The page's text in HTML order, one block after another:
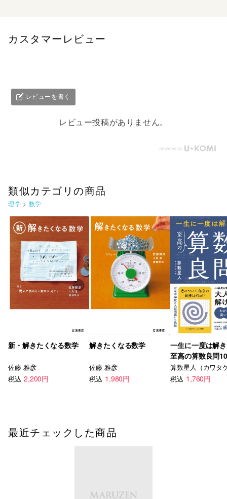
カスタマーレビュー
レビューを書く
レビュー投稿がありません。
類似カテゴリの商品
理学 > 数学
新・解きたくなる数学
佐藤 雅彦
税込 2,200円
解きたくなる数学
佐藤 雅彦
税込 1,980円
一生に一度は解
至高の算数良問
算数星人（カワタ
税込 1,760円
最近チェックした商品